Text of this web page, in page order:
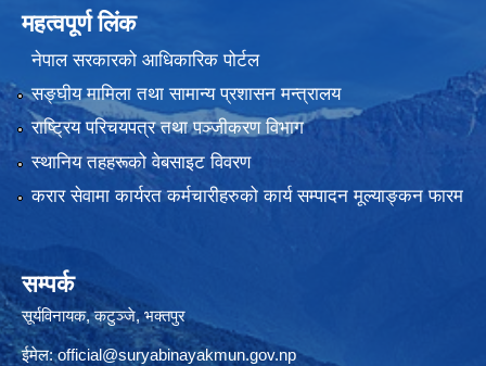
महत्वपूर्ण लिंक
नेपाल सरकारको आधिकारिक पोर्टल
सङ्‍घीय मामिला तथा सामान्य प्रशासन मन्त्रालय
राष्ट्रिय परिचयपत्र तथा पञ्जीकरण विभाग
स्थानिय तहहरूको वेबसाइट विवरण
करार सेवामा कार्यरत कर्मचारीहरुको कार्य सम्पादन मूल्याङ्कन फारम
सम्पर्क
सूर्यविनायक, कटुञ्जे, भक्तपुर
ईमेल:official@suryabinayakmun.gov.np